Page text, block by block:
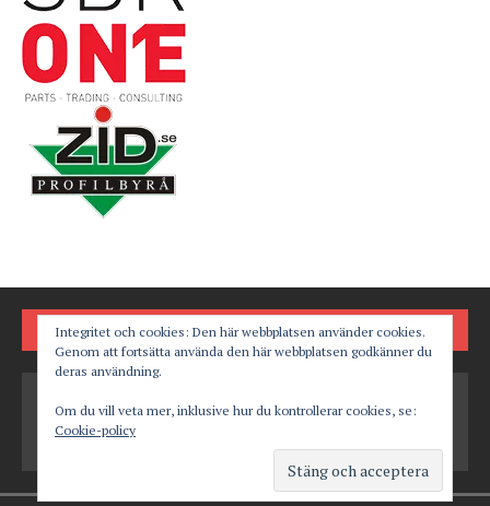
FÖLJ OSS PÅ
Integritet och cookies: Den här webbplatsen använder cookies.
Genom att fortsätta använda den här webbplatsen godkänner du
deras användning.
Om du vill veta mer, inklusive hur du kontrollerar cookies, se:
Cookie-policy